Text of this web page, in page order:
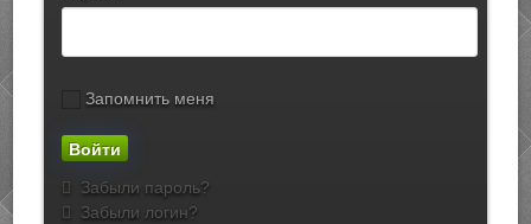
Запомнить меня
Забыли пароль?
Забыли логин?